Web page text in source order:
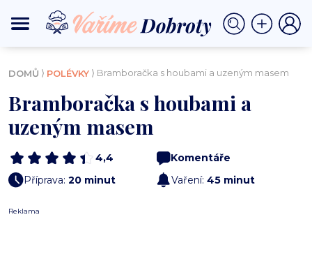
DOMŮ ⟩ POLÉVKY ⟩ Bramboračka s houbami a uzeným masem
Bramboračka s houbami a
uzeným masem
4,4
Komentáře
Příprava: 20 minut Vaření: 45 minut
Reklama